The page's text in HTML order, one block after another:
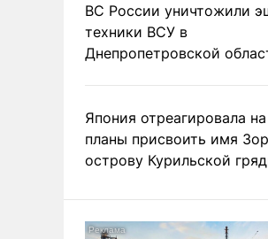
ВС России уничтожили
техники ВСУ в
Днепропетровской
Япония отреагировала на
планы присвоить имя
острову Курильской